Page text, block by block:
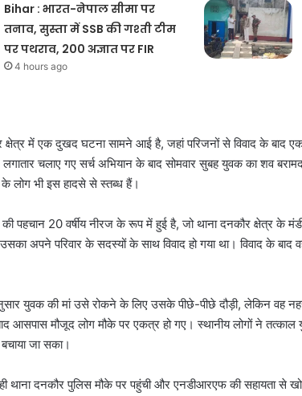
Bihar : भारत-नेपाल सीमा पर
तनाव, सुस्ता में SSB की गश्ती टीम
पर पथराव, 200 अज्ञात पर FIR
4 hours ago
क्षेत्र में एक दुखद घटना सामने आई है, जहां परिजनों से विवाद के
चलाए गए सर्च अभियान के बाद सोमवार सुबह युवक का शव
लोग भी इस हादसे से स्तब्ध हैं।
20 वर्षीय नीरज के रूप में हुई है, जो थाना दनकौर क्षेत्र के मंडी
अपने परिवार के सदस्यों के साथ विवाद हो गया था। विवाद के
युवक की मां उसे रोकने के लिए उसके पीछे-पीछे दौड़ी, लेकिन वह
आसपास मौजूद लोग मौके पर एकत्र हो गए। स्थानीय लोगों ने
जा सका।
थाना दनकौर पुलिस मौके पर पहुंची और एनडीआरएफ की सहायता से